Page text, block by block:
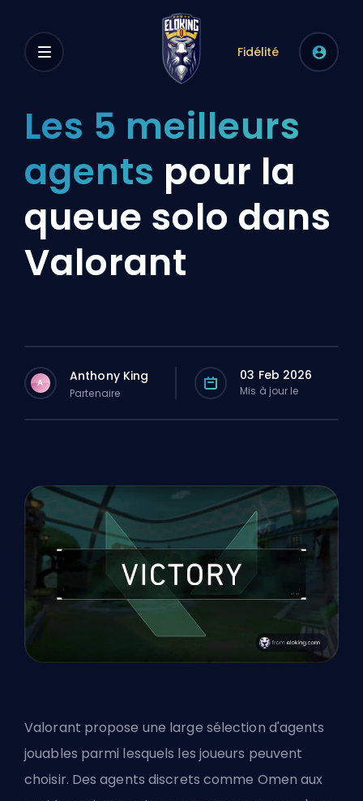
Fidélité
Les 5 meilleurs
agents pour la
queue solo dans
Valorant
A Anthony King
Partenaire
03 Feb 2026
Mis à jour le
Valorant propose une large sélection d'agents
jouables parmi lesquels les joueurs peuvent
choisir. Des agents discrets comme Omen aux